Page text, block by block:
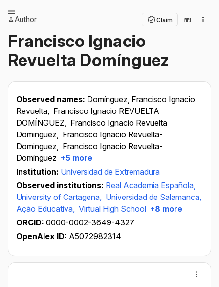
Author Claim
Francisco Ignacio
Revuelta Domínguez
Observed names: Domínguez, Francisco Ignacio
Revuelta, Francisco Ignacio REVUELTA
DOMÍNGUEZ, Francisco Ignacio Revuelta
Dominguez, Francisco Ignacio Revuelta-
Dominguez, Francisco Ignacio Revuelta-
Domínguez +5 more
Institution: Universidad de Extremadura
Observed institutions: Real Academia Española,
University of Cartagena, Universidad de Salamanca,
Ação Educativa, Virtual High School +8 more
ORCID: 0000-0002-3649-4327
OpenAlex ID: A5072982314